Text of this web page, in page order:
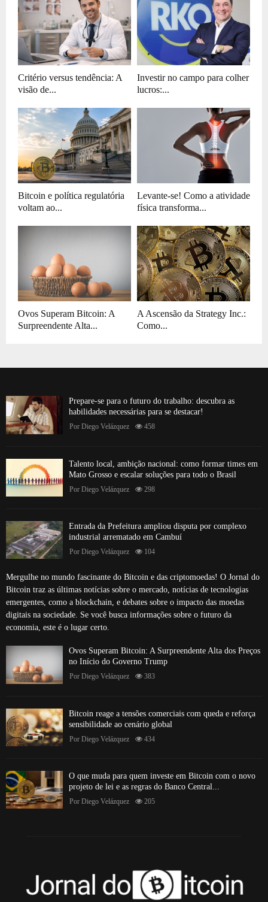
Critério versus tendência: A
visão de...
Investir no campo para colher
lucros:...
Bitcoin e política regulatória
voltam ao...
Levante-se! Como a atividade
física transforma...
Ovos Superam Bitcoin: A
Surpreendente Alta...
A Ascensão da Strategy Inc.:
Como...
Prepare-se para o futuro do trabalho: descubra as
habilidades necessárias para se destacar!
Por Diego Velázquez 458
Talento local, ambição nacional: como formar times em
Mato Grosso e escalar soluções para todo o Brasil
Por Diego Velázquez 298
Entrada da Prefeitura ampliou disputa por complexo
industrial arrematado em Cambuí
Por Diego Velázquez 104
Mergulhe no mundo fascinante do Bitcoin e das criptomoedas! O Jornal do
Bitcoin traz as últimas notícias sobre o mercado, notícias de tecnologias
emergentes, como a blockchain, e debates sobre o impacto das moedas
digitais na sociedade. Se você busca informações sobre o futuro da
economia, este é o lugar certo.
Ovos Superam Bitcoin: A Surpreendente Alta dos Preços
no Início do Governo Trump
Por Diego Velázquez 383
Bitcoin reage a tensões comerciais com queda e reforça
sensibilidade ao cenário global
Por Diego Velázquez 434
O que muda para quem investe em Bitcoin com o novo
projeto de lei e as regras do Banco Central...
Por Diego Velázquez 205